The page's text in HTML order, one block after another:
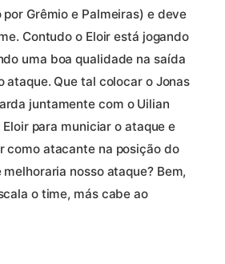
Grêmio e Palmeiras) e deve
Contudo o Eloir está jogando
uma boa qualidade na saída
ataque. Que tal colocar o Jonas
juntamente com o Uilian
para municiar o ataque e
como atacante na posição do
melhoraria nosso ataque? Bem,
o time, más cabe ao